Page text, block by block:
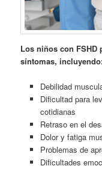
Los niños con FSHD
síntomas,
Debilidad
Dificultad para
cotidianas
Retraso en el
Dolor y fatiga
Problemas de
Dificultades